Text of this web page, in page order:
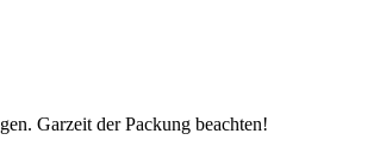
Garzeit der Packung beachten!